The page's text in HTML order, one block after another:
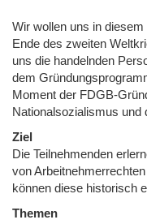
Wir wollen uns in
Ende des zweiten
uns die handelnden
dem
Moment der FDGB-
Nationalsozialismus und
Ziel
Die Teilnehmenden
von
können diese historisch
Themen